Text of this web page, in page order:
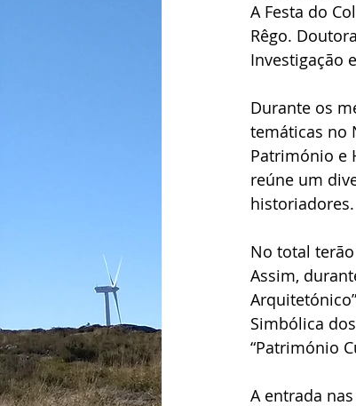
A Festa do
Rêgo.
Investigação
Durante os
temáticas no
Património e
reúne um
historiadores.
No total
Assim,
Simbólica
“Património
A entrada